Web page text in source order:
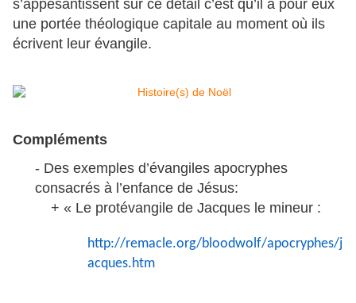
s’appesantissent sur ce détail c’est qu’il a pour eux
une portée théologique capitale au moment où ils
écrivent leur évangile.
Compléments
- Des exemples d’évangiles apocryphes
consacrés à l’enfance de Jésus:
+ « Le protévangile de Jacques le mineur :
http://remacle.org/bloodwolf/apocryphes/j
acques.htm